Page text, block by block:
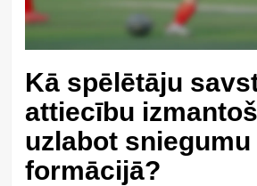
Kā spēlētāju
attiecību
uzlabot sniegumu
formācijā?